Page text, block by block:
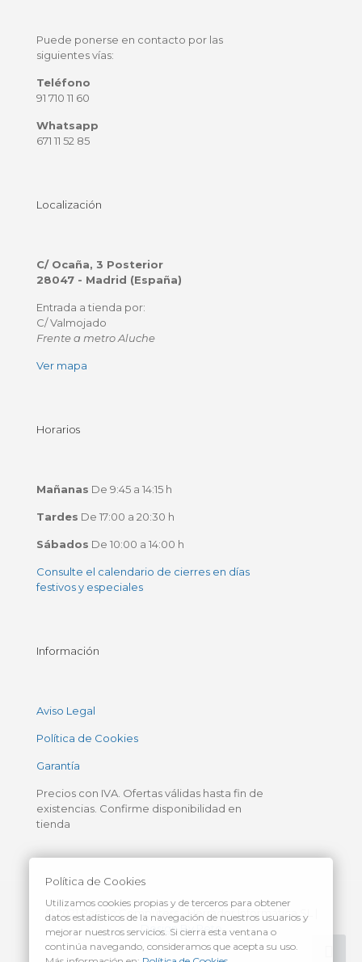
Puede ponerse en contacto por las
siguientes vías:
Teléfono
91 710 11 60
Whatsapp
671 11 52 85
Localización
C/ Ocaña, 3 Posterior
28047 - Madrid (España)
Entrada a tienda por:
C/ Valmojado
Frente a metro Aluche
Ver mapa
Horarios
Mañanas De 9:45 a 14:15 h
Tardes De 17:00 a 20:30 h
Sábados De 10:00 a 14:00 h
Consulte el calendario de cierres en días
festivos y especiales
Información
Aviso Legal
Política de Cookies
Garantía
Precios con IVA. Ofertas válidas hasta fin de
existencias. Confirme disponibilidad en
tienda
© 2021 Pacific Computers - Herrador Informática SL |
Design By Pete
Política de Cookies
Utilizamos cookies propias y de terceros para obtener
datos estadísticos de la navegación de nuestros usuarios y
mejorar nuestros servicios. Si cierra esta ventana o
continúa navegando, consideramos que acepta su uso.